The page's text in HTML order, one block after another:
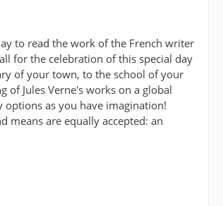
to read the work of the French writer
for the celebration of this special day
of your town, to the school of your
Jules Verne's works on a global
options as you have imagination!
means are equally accepted: an